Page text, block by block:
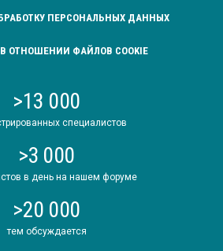
ПЕРСОНАЛЬНЫХ ДАННЫХ
ОТНОШЕНИИ ФАЙЛОВ COOKIE
>13 000
специалистов
>3 000
в день на нашем форуме
>20 000
тем обсуждается